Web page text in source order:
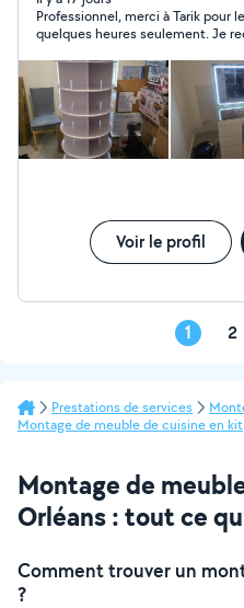
Professionnel, merci à Tarik pour
quelques heures seulement. Je
Voir le profil
1 2
Prestations de services
Montage de meuble de cuisine en kit
Montage de
Orléans : tout ce
Comment trouver un
?